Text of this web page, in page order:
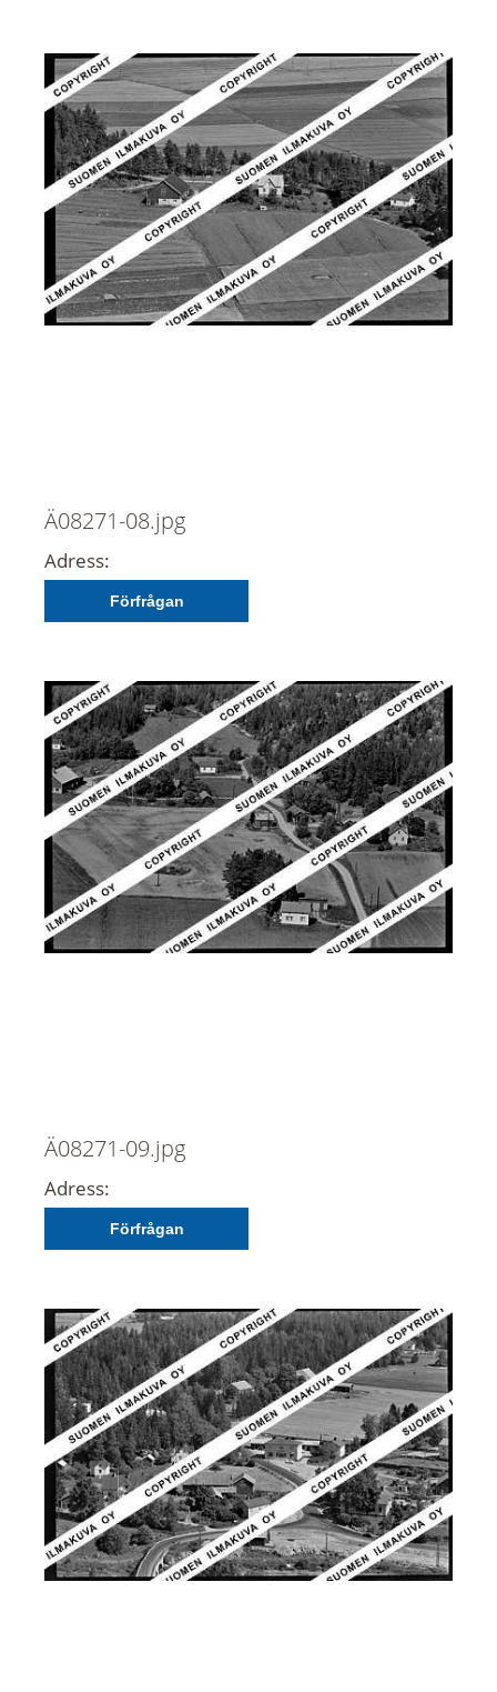
Ä08271-08.jpg
Adress:
Förfrågan
Ä08271-09.jpg
Adress:
Förfrågan